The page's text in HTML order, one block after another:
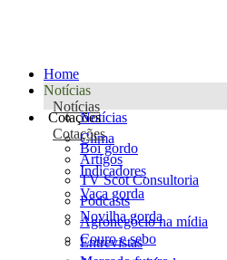
Home
Notícias
Notícias
Notícias
Clima
Artigos
TV Scot Consultoria
Podcasts
Agronegócio na mídia
Entrevistas
Cotações
Cotações
Boi gordo
Indicadores
Vaca gorda
Novilha gorda
Couro e sebo